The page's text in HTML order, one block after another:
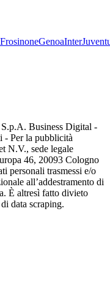
FrosinoneGenoaInter
Business Digital -
- Per la pubblicità
N.V., sede legale
46, 20093 Cologno
personali trasmessi e/o
all’addestramento di
È altresì fatto divieto
data scraping.